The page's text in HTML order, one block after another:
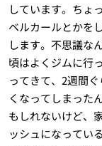
しています。ちょ
ベルカールとかを
します。不思議な
頃はよくジムに行
ってきて、2週間
くなってしまった
もしれないけど、
ッシュになってい